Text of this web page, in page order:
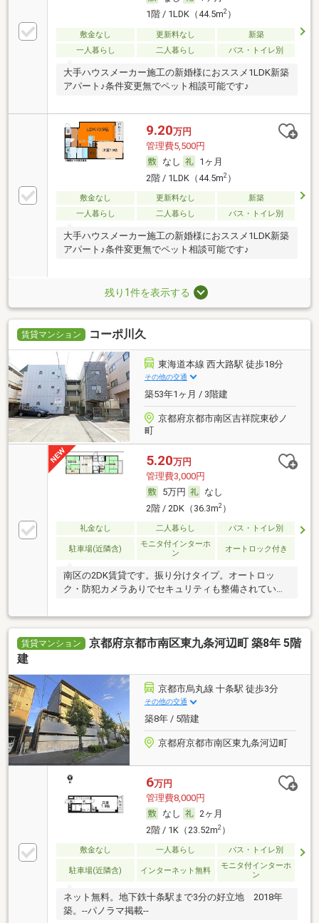
1階 / 1LDK（44.5m2）
敷金なし 更新料なし
新築
一人暮らし
二人暮らし バス・トイレ別
大手ハウスメーカー施工の新婚様におススメ1LDK新築
アパート♪条件変更無でペット相談可能です♪
9.20万円
管理費5,500円
なし
1ヶ月
2階 / 1LDK（44.5m2）
敷金なし 更新料なし
新築
一人暮らし
二人暮らし バス・トイレ別
大手ハウスメーカー施工の新婚様におススメ1LDK新築
アパート♪条件変更無でペット相談可能です♪
残り1件を表示する
賃貸マンション コーポ川久
東海道本線 西大路駅 徒歩18分
その他の交通
築53年1ヶ月 / 3階建
京都府京都市南区吉祥院東砂ノ
町
5.20万円
管理費3,000円
5万円
なし
2階 / 2DK（36.3m2）
礼金なし 二人暮らし バス・トイレ別
駐車場(近隣含)
モニタ付インターホ
ン
オートロック付き
南区の2DK賃貸です。振り分けタイプ。オートロッ
ク・防犯カメラありでセキュリティも整備されていま
賃貸マンション
京都府京都市南区東九条河辺町 築8年 5階
建
京都市烏丸線 十条駅 徒歩3分
その他の交通
築8年 / 5階建
京都府京都市南区東九条河辺町
6万円
管理費8,000円
なし
2ヶ月
2階 / 1K（23.52m2）
敷金なし 一人暮らし バス・トイレ別
駐車場(近隣含) インターネット無料
モニタ付インターホ
ン
ネット無料。地下鉄十条駅まで3分の好立地 2018年
築。--パノラマ掲載--